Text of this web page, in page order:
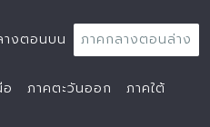
างตอนบน ภาคกลางตอนล่าง
ภาคตะวันออก ภาคใต้